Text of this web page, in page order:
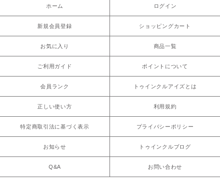
ホーム ログイン
新規会員登録 ショッピングカート
お気に入り 商品一覧
ご利用ガイド ポイントについて
会員ランク トゥインクルアイズとは
正しい使い方 利用規約
特定商取引法に基づく表示 プライバシーポリシー
お知らせ トゥインクルブログ
Q&A お問い合わせ